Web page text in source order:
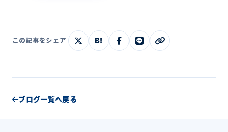
この記事をシェア B!
ブログ一覧へ戻る